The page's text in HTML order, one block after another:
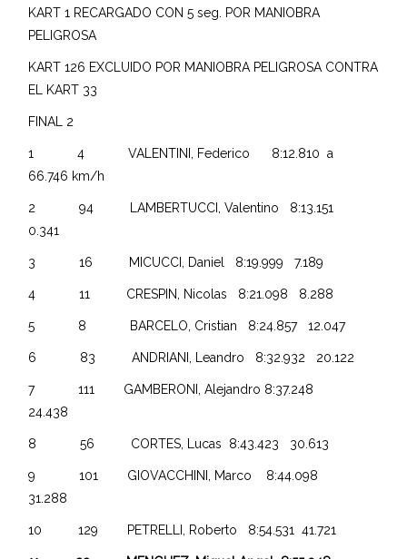
KART 1 RECARGADO CON 5 seg. POR MANIOBRA
PELIGROSA
KART 126 EXCLUIDO POR MANIOBRA PELIGROSA CONTRA
EL KART 33
FINAL 2
1 4 VALENTINI, Federico 8:12.810 a
66.746 km/h
2 94 LAMBERTUCCI, Valentino 8:13.151
0.341
3 16 MICUCCI, Daniel 8:19.999 7.189
4 11 CRESPIN, Nicolas 8:21.098 8.288
5 8 BARCELO, Cristian 8:24.857 12.047
6 83 ANDRIANI, Leandro 8:32.932 20.122
7 111 GAMBERONI, Alejandro 8:37.248
24.438
8 56 CORTES, Lucas 8:43.423 30.613
9 101 GIOVACCHINI, Marco 8:44.098
31.288
10 129 PETRELLI, Roberto 8:54.531 41.721